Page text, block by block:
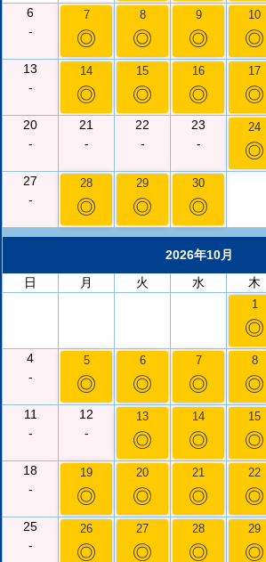
6
-
7
◎
8
◎
9
◎
10
◎
13
-
14
◎
15
◎
16
◎
17
◎
20
-
21
-
22
-
23
-
24
◎
27
-
28
◎
29
◎
30
◎
2026年10月
日
月 火 水 木
1
◎
4
-
5
◎
6
◎
7
◎
8
◎
11
-
12
-
13
◎
14
◎
15
◎
18
-
19
◎
20
◎
21
◎
22
◎
25
-
26
◎
27
◎
28
◎
29
◎